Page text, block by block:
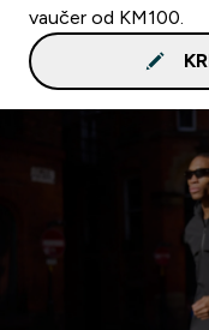
vaučer od KM100.